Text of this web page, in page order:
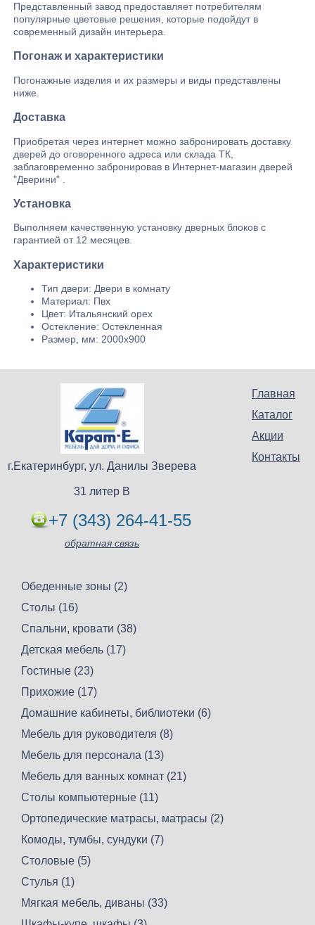
Представленный завод предоставляет потребителям
популярные цветовые решения, которые подойдут в
современный дизайн интерьера.
Погонаж и характеристики
Погонажные изделия и их размеры и виды представлены
ниже.
Доставка
Приобретая через интернет можно забронировать доставку
дверей до оговоренного адреса или склада ТК,
заблаговременно забронировав в Интернет-магазин дверей
"Дверини" .
Установка
Выполняем качественную установку дверных блоков с
гарантией от 12 месяцев.
Характеристики
Тип двери: Двери в комнату
Материал: Пвх
Цвет: Итальянский орех
Остекление: Остекленная
Размер, мм: 2000х900
Главная
Каталог
Акции
Контакты
г.Екатеринбург, ул. Данилы Зверева
31 литер В
+7 (343) 264-41-55
обратная связь
Обеденные зоны (2)
Столы (16)
Спальни, кровати (38)
Детская мебель (17)
Гостиные (23)
Прихожие (17)
Домашние кабинеты, библиотеки (6)
Мебель для руководителя (8)
Мебель для персонала (13)
Мебель для ванных комнат (21)
Столы компьютерные (11)
Ортопедические матрасы, матрасы (2)
Комоды, тумбы, сундуки (7)
Столовые (5)
Стулья (1)
Мягкая мебель, диваны (33)